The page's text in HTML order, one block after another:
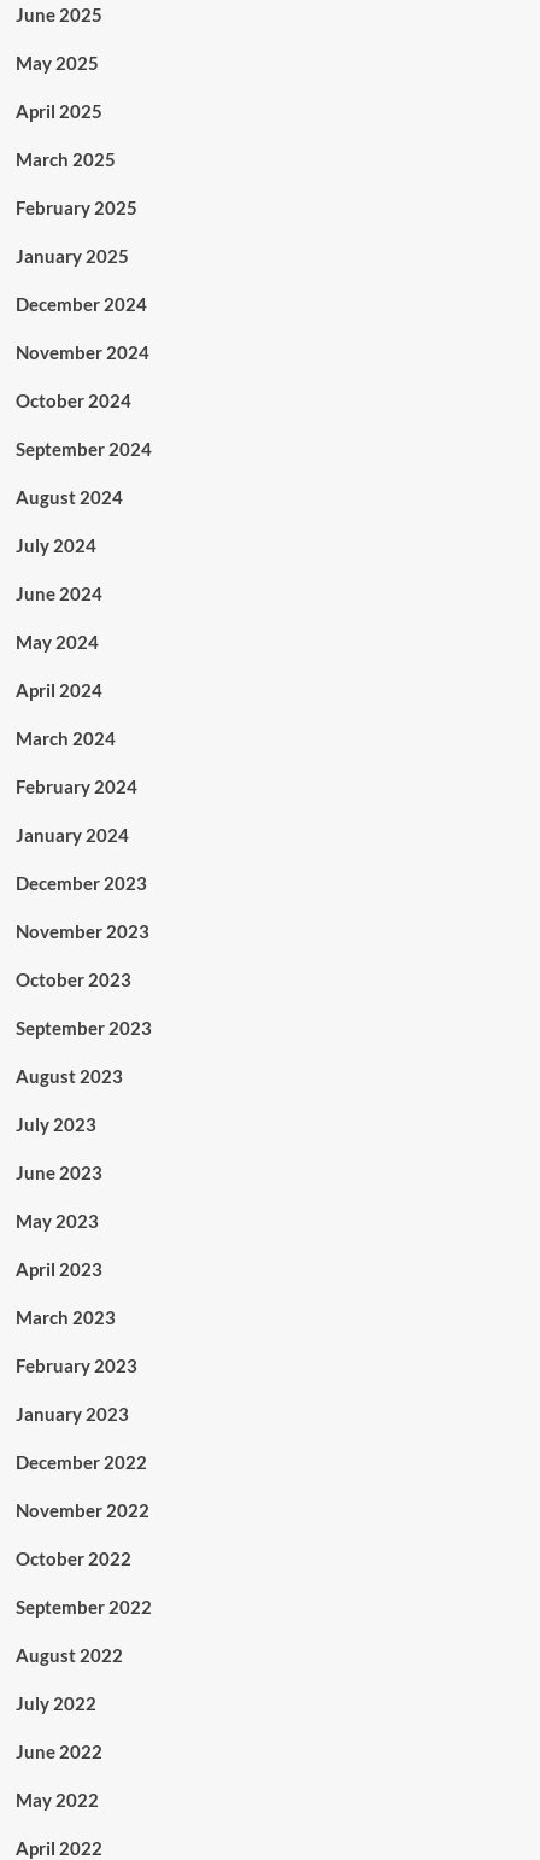
June 2025
May 2025
April 2025
March 2025
February 2025
January 2025
December 2024
November 2024
October 2024
September 2024
August 2024
July 2024
June 2024
May 2024
April 2024
March 2024
February 2024
January 2024
December 2023
November 2023
October 2023
September 2023
August 2023
July 2023
June 2023
May 2023
April 2023
March 2023
February 2023
January 2023
December 2022
November 2022
October 2022
September 2022
August 2022
July 2022
June 2022
May 2022
April 2022